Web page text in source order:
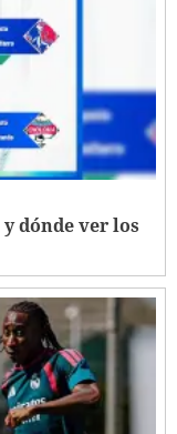
dónde ver los